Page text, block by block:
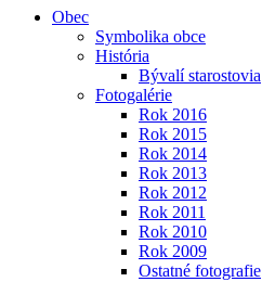
Obec
Symbolika obce
História
Bývalí starostovia
Fotogalérie
Rok 2016
Rok 2015
Rok 2014
Rok 2013
Rok 2012
Rok 2011
Rok 2010
Rok 2009
Ostatné fotografie